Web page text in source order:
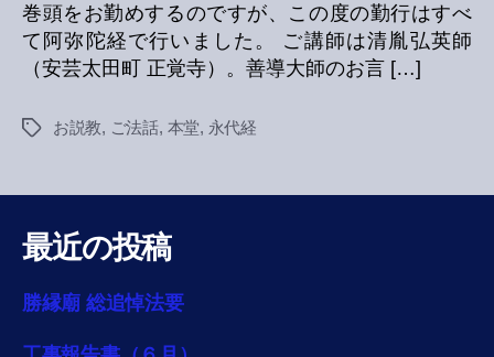
巻頭をお勤めするのですが、この度の勤行はすべ
て阿弥陀経で行いました。 ご講師は清胤弘英師
（安芸太田町 正覚寺）。善導大師のお言 […]
Tags お説教, ご法話, 本堂, 永代経
最近の投稿
勝縁廟 総追悼法要